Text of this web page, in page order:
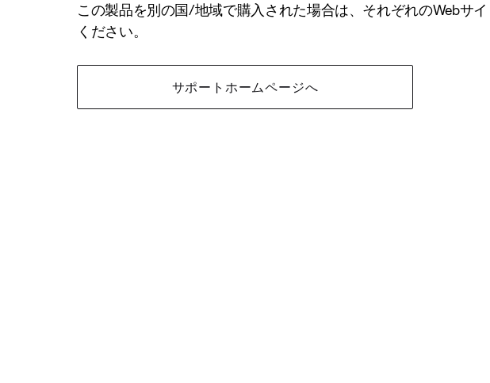
この製品を別の国/地域で購入された場合は、それぞれのWebサ
ください。
サポートホームページへ